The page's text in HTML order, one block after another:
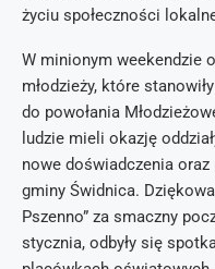
życiu społeczności
W minionym weekendzie
młodzieży, które
do powołania
ludzie mieli okazję
nowe doświadczenia
gminy Świdnica.
Pszenno” za smaczny
stycznia, odbyły się